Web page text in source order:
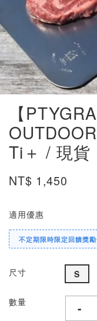
【
Ti＋ / 現貨
NT$ 1,450
適用優惠
不定期限時限定回饋獎
尺寸 S
數量 -